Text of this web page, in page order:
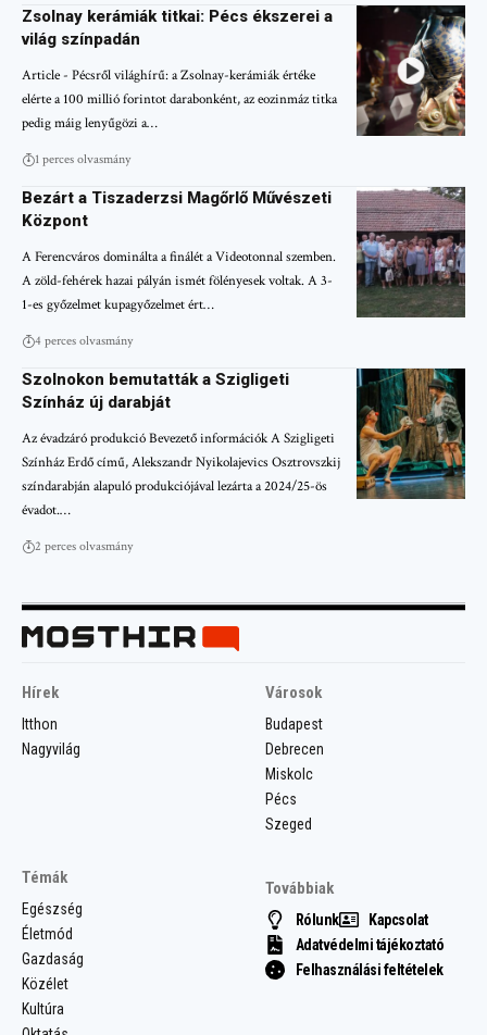
Zsolnay kerámiák titkai: Pécs ékszerei a
világ színpadán
Article - Pécsről világhírű: a Zsolnay-kerámiák értéke
elérte a 100 millió forintot darabonként, az eozinmáz titka
pedig máig lenyűgözi a…
1 perces olvasmány
Bezárt a Tiszaderzsi Magőrlő Művészeti
Központ
A Ferencváros dominálta a finálét a Videotonnal szemben.
A zöld-fehérek hazai pályán ismét fölényesek voltak. A 3-
1-es győzelmet kupagyőzelmet ért…
4 perces olvasmány
Szolnokon bemutatták a Szigligeti
Színház új darabját
Az évadzáró produkció Bevezető információk A Szigligeti
Színház Erdő című, Alekszandr Nyikolajevics Osztrovszkij
színdarabján alapuló produkciójával lezárta a 2024/25-ös
évadot.…
2 perces olvasmány
Hírek
Itthon
Nagyvilág
Városok
Budapest
Debrecen
Miskolc
Pécs
Szeged
Témák
Egészség
Életmód
Gazdaság
Közélet
Kultúra
Továbbiak
Rólunk
Kapcsolat
Adatvédelmi tájékoztató
Felhasználási feltételek